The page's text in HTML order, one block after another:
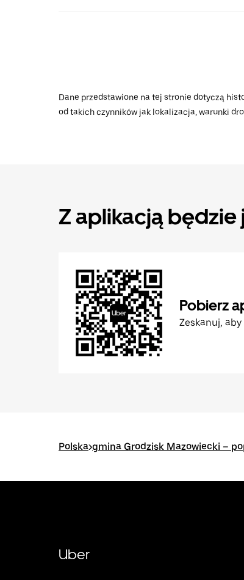
Dane przedstawione na tej stronie dotyczą
od takich czynników jak lokalizacja, warunki
Z aplikacją będzie
Pobierz
Zeskanuj,
Polska>gmina Grodzisk Mazowiecki –
Uber